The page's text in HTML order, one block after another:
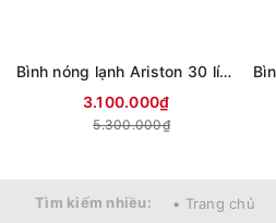
Bình nóng lạnh Ariston 30 lít SLIM3 30 R VN (mới 2024)
3.100.000₫
5.300.000₫
Tìm kiếm nhiều: • Trang chủ